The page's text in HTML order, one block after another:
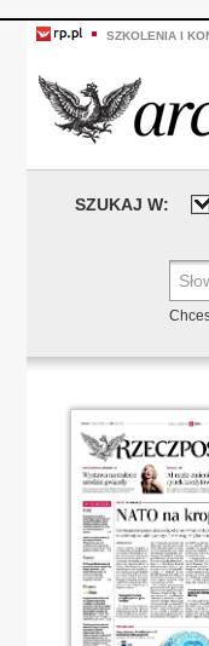
SZKOLENIA I
SZUKAJ W: